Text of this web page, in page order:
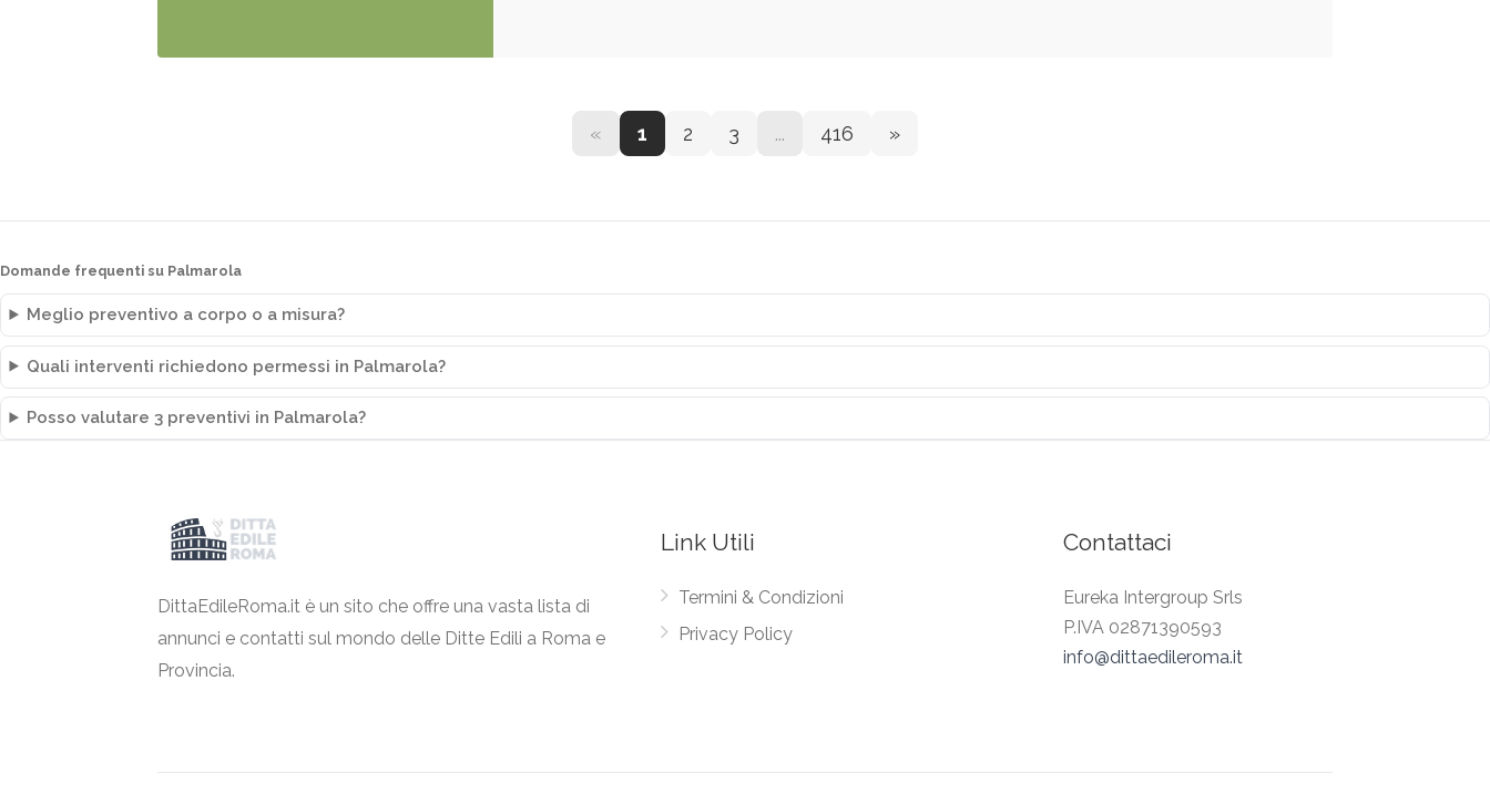
« 1 2 3 ... 416 »
Domande frequenti su Palmarola
Meglio preventivo a corpo o a misura?
Quali interventi richiedono permessi in Palmarola?
Posso valutare 3 preventivi in Palmarola?
DittaEdileRoma.it è un sito che offre una vasta lista di
annunci e contatti sul mondo delle Ditte Edili a Roma e
Provincia.
Link Utili
Termini & Condizioni
Privacy Policy
Contattaci
Eureka Intergroup Srls
P.IVA 02871390593
info@dittaedileroma.it